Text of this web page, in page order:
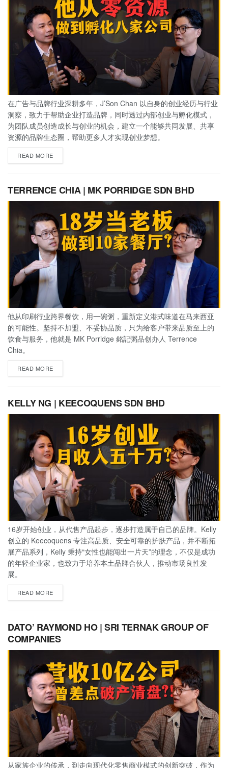
在广告与品牌行业深耕多年，J’Son Chan 以自身的创业经历与行业
洞察，致力于帮助企业打造品牌，同时透过内部创业与孵化模式，
为团队成员创造成长与创业的机会，建立一个能够共同发展、共享
资源的品牌生态圈，帮助更多人才实现创业梦想。
READ MORE
TERRENCE CHIA | MK PORRIDGE SDN BHD
他从印刷行业跨界餐饮，用一碗粥，重新定义港式味道在马来西亚
的可能性。坚持不加盟、不妥协品质，只为给客户带来品质至上的
饮食与服务，他就是 MK Porridge 銘記粥品创办人 Terrence
Chia。
READ MORE
KELLY NG | KEECOQUENS SDN BHD
16岁开始创业，从代售产品起步，逐步打造属于自己的品牌。Kelly
创立的 Keecoquens 专注高品质、安全可靠的护肤产品，并不断拓
展产品系列，Kelly 秉持“女性也能闯出一片天”的理念，不仅是成功
的年轻企业家，也致力于培养本土品牌合伙人，推动市场良性发
展。
READ MORE
DATO’ RAYMOND HO | SRI TERNAK GROUP OF
COMPANIES
从家族企业的传承，到走向现代化零售商业模式的创新突破，作为